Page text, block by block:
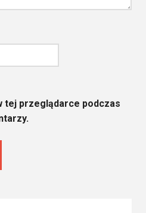
tej przeglądarce podczas